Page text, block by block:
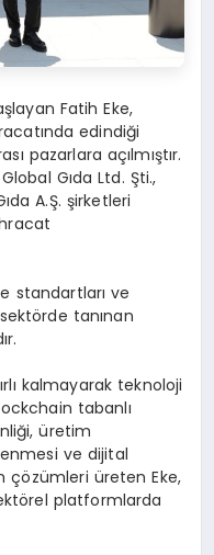
Fatih Eke,
edindiği
pazarlara açılmıştır.
Gıda Ltd. Şti.,
A.Ş. şirketleri
standartları ve
tanınan
kalmayarak teknoloji
tabanlı
üretim
ve dijital
çözümleri üreten Eke,
platformlarda